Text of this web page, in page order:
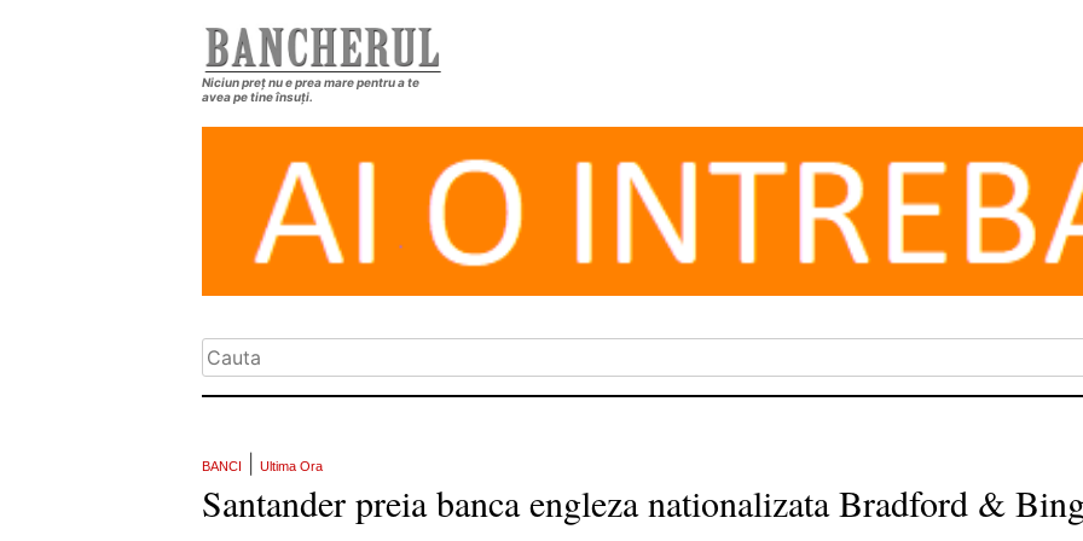
Niciun preț nu e prea mare pentru a te
avea pe tine însuți.
BANCI Ultima Ora
Santander preia banca engleza nationalizata Bradford &